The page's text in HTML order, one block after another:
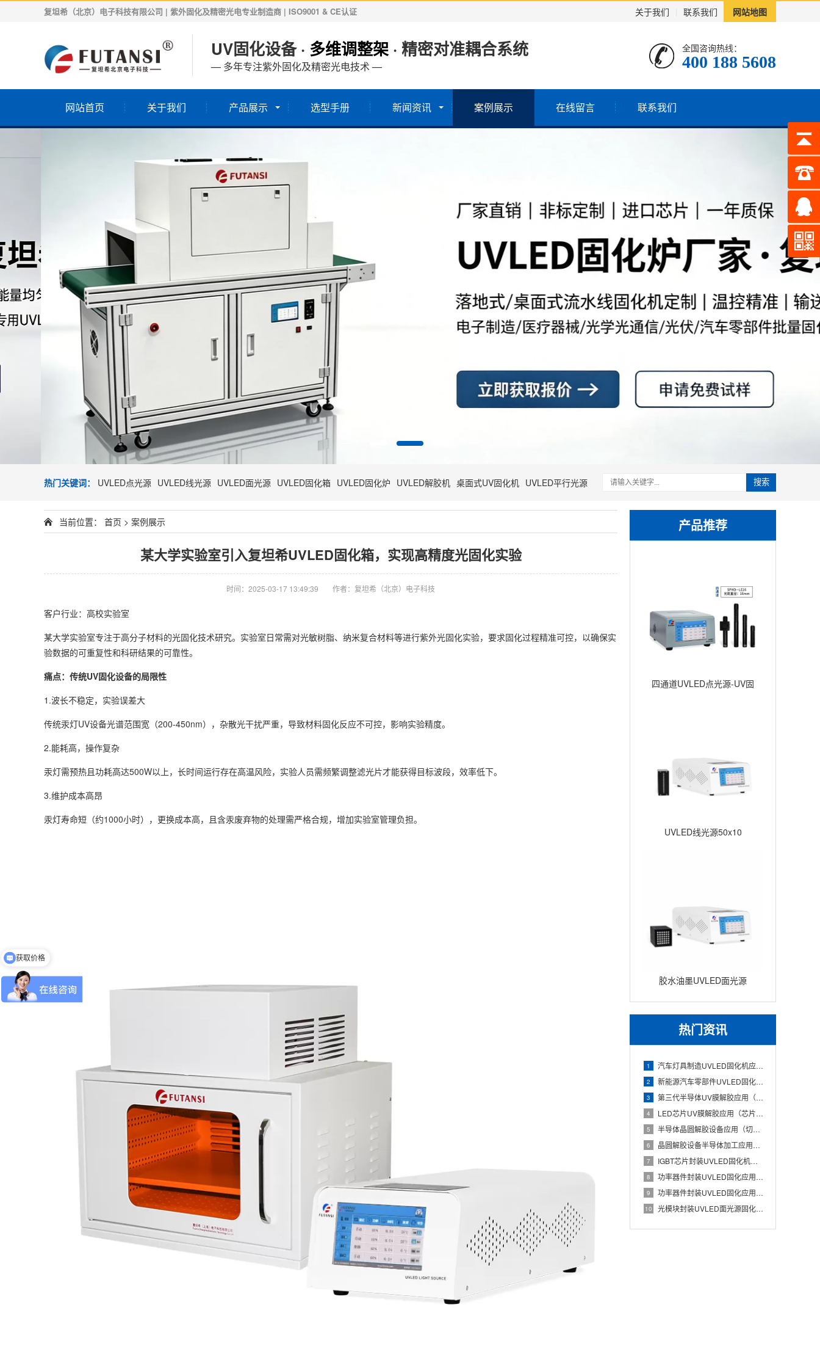
关于我们 联系我们 网站地图
复坦希（北京）电子科技有限公司 | 紫外固化及精密光电专业制造商 | ISO9001 & CE认证
UV固化设备 · 多维调整架· 精密对准耦合系统
— 多年专注紫外固化及精密光电技术 —
全国咨询热线：
400 188 5608
网站首页 关于我们 产品展示 选型手册 新闻资讯 案例展示 在线留言 联系我们
热门关键词： UVLED点光源 UVLED线光源 UVLED面光源 UVLED固化箱 UVLED固化炉 UVLED解胶机 桌面式UV固化机 UVLED平行光源 搜索
产品推荐
四通道UVLED点光源-UV固
UVLED线光源50x10
胶水油墨UVLED面光源
100x100 瞬间固化面光源UV
固
热门资讯
1 汽车灯具制造UVLED固化机应用（透镜与灯壳胶水快速固化）
2 新能源汽车零部件UVLED固化机应用（电池组件与电子胶精准固
3 第三代半导体UV膜解胶应用（碳化硅晶圆低损伤解胶工艺）
4 LED芯片UV膜解胶应用（芯片蓝膜低应力分离处理）
5 半导体晶圆解胶设备应用（切割膜UV解胶辅助芯片安全取片）
6 晶圆解胶设备半导体加工应用（UV膜照射降低粘性实现晶圆无损分
7 IGBT芯片封装UVLED固化机应用（Die Attach胶
8 功率器件封装UVLED固化应用（IGBT芯片与散热基板稳定粘
9 功率器件封装UVLED固化应用有哪些优势？IGBT芯片与散热
10 光模块封装UVLED面光源固化应用（光器件胶水批量快速UV固
当前位置： 首页 > 案例展示
某大学实验室引入复坦希UVLED固化箱，实现高精度光固化实验
时间：2025-03-17 13:49:39 作者：复坦希（北京）电子科技
客户行业：高校实验室
某大学实验室专注于高分子材料的光固化技术研究。实验室日常需对光敏树脂、纳米复合材料等进行紫外光固化实验，要求固化过程精准可控，以确保实
验数据的可重复性和科研结果的可靠性。
痛点：传统UV固化设备的局限性
1.波长不稳定，实验误差大
传统汞灯UV设备光谱范围宽（200-450nm），杂散光干扰严重，导致材料固化反应不可控，影响实验精度。
2.能耗高，操作复杂
汞灯需预热且功耗高达500W以上，长时间运行存在高温风险，实验人员需频繁调整滤光片才能获得目标波段，效率低下。
3.维护成本高昂
汞灯寿命短（约1000小时），更换成本高，且含汞废弃物的处理需严格合规，增加实验室管理负担。
免费申请样机测试